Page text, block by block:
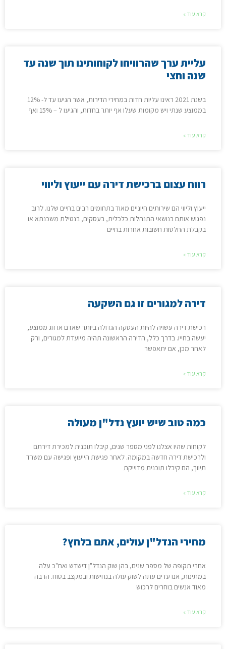
קרא עוד »
עליית ערך שהרוויחו לקוחותינו תוך שנה עד
שנה וחצי
בשנת 2021 ראינו עליות חדות במחירי הדירות, אשר הגיעו עד ל- 12%
בממוצע שנתי ויש מקומות שעלו אף יותר בחדות, והגיעו ל – 15% ואף
קרא עוד »
רווח עצום ברכישת דירה עם ייעוץ וליווי
ייעוץ וליווי הם שירותים חיוניים מאוד בתחומים רבים בחיים שלנו. לרוב
נפגוש אותם בנושאי התנהלות כלכלית, בעסקים, בנטילת משכנתא או
בקבלת החלטות חשובות אחרות בחיים
קרא עוד »
דירה למגורים זו גם השקעה
רכישת דירה עשויה להיות העסקה הגדולה ביותר שאדם או זוג ממוצע,
יעשה בחייו. בדרך כלל, הדירה הראשונה תהיה מיועדת למגורים, ורק
לאחר מכן, אם יתאפשר
קרא עוד »
כמה טוב שיש יועץ נדל"ן מעולה
לקוחות שהיו אצלנו לפני מספר שנים, קיבלו תוכנית למכירת דירתם
ולרכישת דירה חדשה במקומה. לאחר פגישת הייעוץ ופגישה עם משרד
תיווך, הם קיבלו תוכנית מדוייקת
קרא עוד »
מחירי הנדל"ן עולים, אתם בלחץ?
אחרי תקופה של מספר שנים, בהן שוק הנדל"ן דישדש ואח"כ עלה
במתינות, אנו עדים עתה לשוק עולה בנחישות ובמקצב בטוח. הרבה
מאוד אנשים בוחרים לרכוש
קרא עוד »